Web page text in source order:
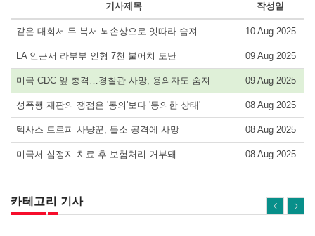
기사제목 작성일
같은 대회서 두 복서 뇌손상으로 잇따라 숨져 10 Aug 2025
LA 인근서 라부부 인형 7천 불어치 도난 09 Aug 2025
미국 CDC 앞 총격…경찰관 사망, 용의자도 숨져 09 Aug 2025
성폭행 재판의 쟁점은 '동의'보다 '동의한 상태' 08 Aug 2025
텍사스 트로피 사냥꾼, 들소 공격에 사망 08 Aug 2025
미국서 심정지 치료 후 보험처리 거부돼 08 Aug 2025
카테고리 기사